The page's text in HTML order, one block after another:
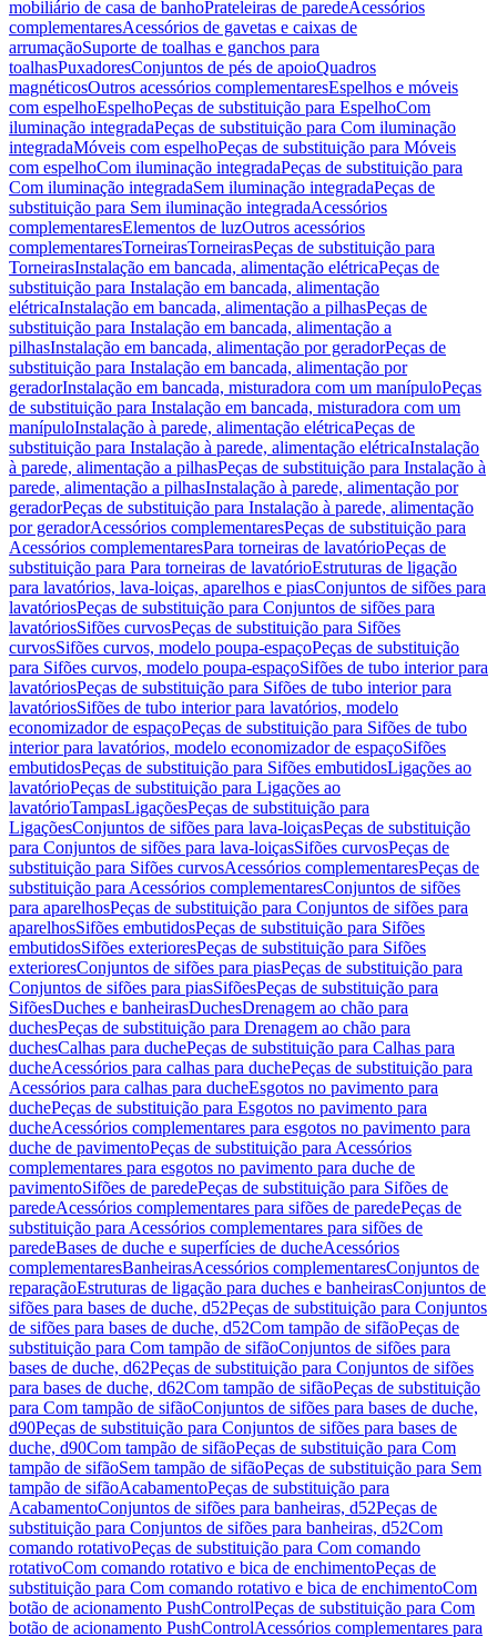
mobiliário de casa de banhoPrateleiras de paredeAcessórios
complementaresAcessórios de gavetas e caixas de
arrumaçãoSuporte de toalhas e ganchos para
toalhasPuxadoresConjuntos de pés de apoioQuadros
magnéticosOutros acessórios complementaresEspelhos e móveis
com espelhoEspelhoPeças de substituição para EspelhoCom
iluminação integradaPeças de substituição para Com iluminação
integradaMóveis com espelhoPeças de substituição para Móveis
com espelhoCom iluminação integradaPeças de substituição para
Com iluminação integradaSem iluminação integradaPeças de
substituição para Sem iluminação integradaAcessórios
complementaresElementos de luzOutros acessórios
complementaresTorneirasTorneirasPeças de substituição para
TorneirasInstalação em bancada, alimentação elétricaPeças de
substituição para Instalação em bancada, alimentação
elétricaInstalação em bancada, alimentação a pilhasPeças de
substituição para Instalação em bancada, alimentação a
pilhasInstalação em bancada, alimentação por geradorPeças de
substituição para Instalação em bancada, alimentação por
geradorInstalação em bancada, misturadora com um manípuloPeças
de substituição para Instalação em bancada, misturadora com um
manípuloInstalação à parede, alimentação elétricaPeças de
substituição para Instalação à parede, alimentação elétricaInstalação
à parede, alimentação a pilhasPeças de substituição para Instalação à
parede, alimentação a pilhasInstalação à parede, alimentação por
geradorPeças de substituição para Instalação à parede, alimentação
por geradorAcessórios complementaresPeças de substituição para
Acessórios complementaresPara torneiras de lavatórioPeças de
substituição para Para torneiras de lavatórioEstruturas de ligação
para lavatórios, lava-loiças, aparelhos e piasConjuntos de sifões para
lavatóriosPeças de substituição para Conjuntos de sifões para
lavatóriosSifões curvosPeças de substituição para Sifões
curvosSifões curvos, modelo poupa-espaçoPeças de substituição
para Sifões curvos, modelo poupa-espaçoSifões de tubo interior para
lavatóriosPeças de substituição para Sifões de tubo interior para
lavatóriosSifões de tubo interior para lavatórios, modelo
economizador de espaçoPeças de substituição para Sifões de tubo
interior para lavatórios, modelo economizador de espaçoSifões
embutidosPeças de substituição para Sifões embutidosLigações ao
lavatórioPeças de substituição para Ligações ao
lavatórioTampasLigaçõesPeças de substituição para
LigaçõesConjuntos de sifões para lava-loiçasPeças de substituição
para Conjuntos de sifões para lava-loiçasSifões curvosPeças de
substituição para Sifões curvosAcessórios complementaresPeças de
substituição para Acessórios complementaresConjuntos de sifões
para aparelhosPeças de substituição para Conjuntos de sifões para
aparelhosSifões embutidosPeças de substituição para Sifões
embutidosSifões exterioresPeças de substituição para Sifões
exterioresConjuntos de sifões para piasPeças de substituição para
Conjuntos de sifões para piasSifõesPeças de substituição para
SifõesDuches e banheirasDuchesDrenagem ao chão para
duchesPeças de substituição para Drenagem ao chão para
duchesCalhas para duchePeças de substituição para Calhas para
ducheAcessórios para calhas para duchePeças de substituição para
Acessórios para calhas para ducheEsgotos no pavimento para
duchePeças de substituição para Esgotos no pavimento para
ducheAcessórios complementares para esgotos no pavimento para
duche de pavimentoPeças de substituição para Acessórios
complementares para esgotos no pavimento para duche de
pavimentoSifões de paredePeças de substituição para Sifões de
paredeAcessórios complementares para sifões de paredePeças de
substituição para Acessórios complementares para sifões de
paredeBases de duche e superfícies de ducheAcessórios
complementaresBanheirasAcessórios complementaresConjuntos de
reparaçãoEstruturas de ligação para duches e banheirasConjuntos de
sifões para bases de duche, d52Peças de substituição para Conjuntos
de sifões para bases de duche, d52Com tampão de sifãoPeças de
substituição para Com tampão de sifãoConjuntos de sifões para
bases de duche, d62Peças de substituição para Conjuntos de sifões
para bases de duche, d62Com tampão de sifãoPeças de substituição
para Com tampão de sifãoConjuntos de sifões para bases de duche,
d90Peças de substituição para Conjuntos de sifões para bases de
duche, d90Com tampão de sifãoPeças de substituição para Com
tampão de sifãoSem tampão de sifãoPeças de substituição para Sem
tampão de sifãoAcabamentoPeças de substituição para
AcabamentoConjuntos de sifões para banheiras, d52Peças de
substituição para Conjuntos de sifões para banheiras, d52Com
comando rotativoPeças de substituição para Com comando
rotativoCom comando rotativo e bica de enchimentoPeças de
substituição para Com comando rotativo e bica de enchimentoCom
botão de acionamento PushControlPeças de substituição para Com
botão de acionamento PushControlAcessórios complementares para